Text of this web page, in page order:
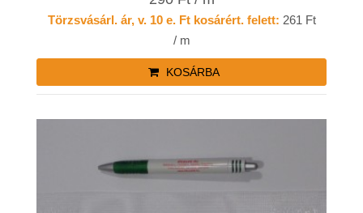
Törzsvásárl. ár, v. 10 e. Ft kosárért. felett: 261 Ft
/ m
KOSÁRBA